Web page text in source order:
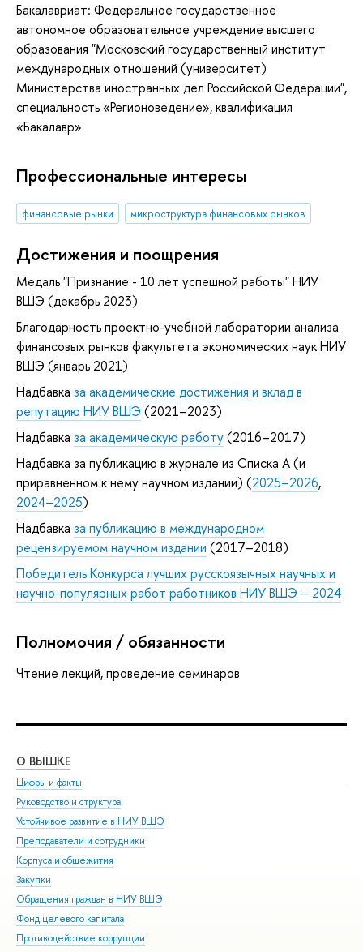
Бакалавриат: Федеральное государственное
автономное образовательное учреждение высшего
образования "Московский государственный институт
международных отношений (университет)
Министерства иностранных дел Российской Федерации",
специальность «Регионоведение», квалификация
«Бакалавр»
Профессиональные интересы
финансовые рынки микроструктура финансовых рынков
Достижения и поощрения
Медаль "Признание - 10 лет успешной работы" НИУ
ВШЭ (декабрь 2023)
Благодарность проектно-учебной лаборатории анализа
финансовых рынков факультета экономических наук НИУ
ВШЭ (январь 2021)
Надбавка за академические достижения и вклад в
репутацию НИУ ВШЭ (2021–2023)
Надбавка за академическую работу(2016–2017)
Надбавка за публикацию в журнале из Списка А (и
приравненном к нему научном издании) (2025–2026,
2024–2025)
Надбавка за публикацию в международном
рецензируемом научном издании (2017–2018)
Победитель Конкурса лучших русскоязычных научных и
научно-популярных работ работников НИУ ВШЭ – 2024
Полномочия / обязанности
Чтение лекций, проведение семинаров
О ВЫШКЕ
Цифры и факты
Руководство и структура
Устойчивое развитие в НИУ ВШЭ
Преподаватели и сотрудники
Корпуса и общежития
Закупки
Обращения граждан в НИУ ВШЭ
Фонд целевого капитала
Противодействие коррупции